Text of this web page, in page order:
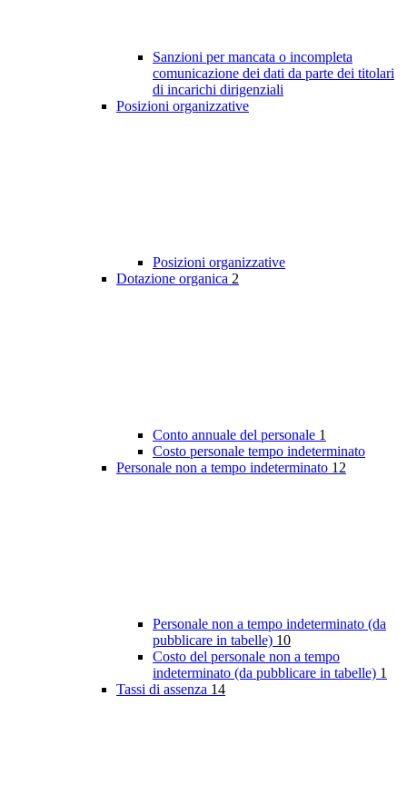
Sanzioni per mancata o incompleta
comunicazione dei dati da parte dei titolari
di incarichi dirigenziali
Posizioni organizzative
Posizioni organizzative
Dotazione organica 2
Conto annuale del personale 1
Costo personale tempo indeterminato
Personale non a tempo indeterminato 12
Personale non a tempo indeterminato (da
pubblicare in tabelle) 10
Costo del personale non a tempo
indeterminato (da pubblicare in tabelle) 1
Tassi di assenza 14